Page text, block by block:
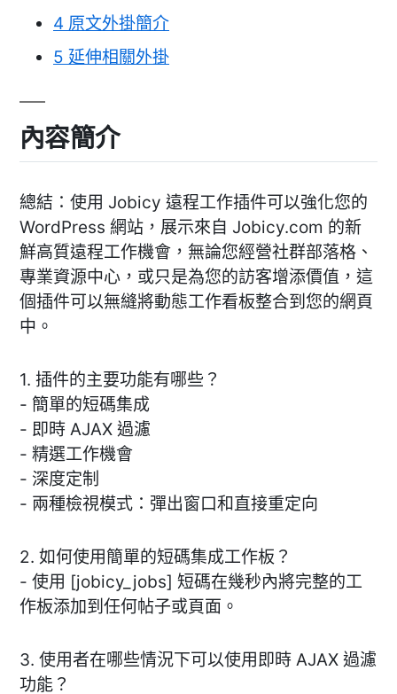
4 原文外掛簡介
5 延伸相關外掛
內容簡介
總結：使用 Jobicy 遠程工作插件可以強化您的
WordPress 網站，展示來自 Jobicy.com 的新
鮮高質遠程工作機會，無論您經營社群部落格、
專業資源中心，或只是為您的訪客增添價值，這
個插件可以無縫將動態工作看板整合到您的網頁
中。
1. 插件的主要功能有哪些？
- 簡單的短碼集成
- 即時 AJAX 過濾
- 精選工作機會
- 深度定制
- 兩種檢視模式：彈出窗口和直接重定向
2. 如何使用簡單的短碼集成工作板？
- 使用 [jobicy_jobs] 短碼在幾秒內將完整的工
作板添加到任何帖子或頁面。
3. 使用者在哪些情況下可以使用即時 AJAX 過濾
功能？